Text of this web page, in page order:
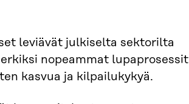
leviävät julkiselta sektorilta
nopeammat lupaprosessit
kasvua ja kilpailukykyä.